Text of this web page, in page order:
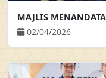
02/04/2026